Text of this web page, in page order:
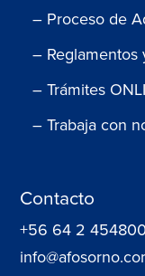
– Proceso de
– Reglamentos
– Trámites
– Trabaja con
Contacto
+56 64 2 454800